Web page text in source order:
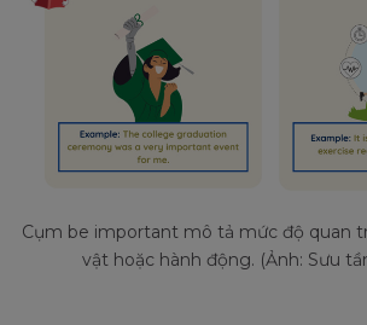
Cụm be important mô tả mức độ quan
vật hoặc hành động. (Ảnh: Sưu